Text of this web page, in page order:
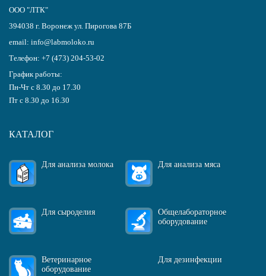
ООО "ЛТК"
394038 г. Воронеж ул. Пирогова 87Б
email: info@labmoloko.ru
Телефон: +7 (473) 204-53-02
График работы:
Пн-Чт с 8.30 до 17.30
Пт с 8.30 до 16.30
КАТАЛОГ
Для анализа молока Для анализа мяса
Для сыроделия
Общелабораторное
оборудование
Ветеринарное
оборудование
Для дезинфекции